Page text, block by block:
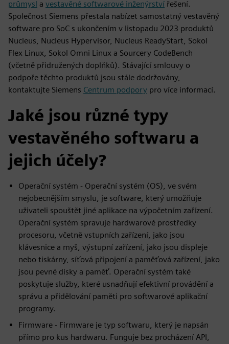
průmysl a vestavěné softwarové inženýrství řešení.
Společnost Siemens přestala nabízet samostatný vestavěný
software pro SoC s ukončením v listopadu 2023 produktů
Nucleus, Nucleus Hypervisor, Nucleus ReadyStart, Sokol
Flex Linux, Sokol Omni Linux a Sourcery CodeBench
(včetně přidružených doplňků). Stávající smlouvy o
podpoře těchto produktů jsou stále dodržovány,
kontaktujte Siemens Centrum podpory pro více informací.
Jaké jsou různé typy
vestavěného softwaru a
jejich účely?
Operační systém - Operační systém (OS), ve svém
nejobecnějším smyslu, je software, který umožňuje
uživateli spouštět jiné aplikace na výpočetním zařízení.
Operační systém spravuje hardwarové prostředky
procesoru, včetně vstupních zařízení, jako jsou
klávesnice a myš, výstupní zařízení, jako jsou displeje
nebo tiskárny, síťová připojení a paměťová zařízení, jako
jsou pevné disky a paměť. Operační systém také
poskytuje služby, které usnadňují efektivní provádění a
správu a přidělování paměti pro softwarové aplikační
programy.
Firmware - Firmware je typ softwaru, který je napsán
přímo pro kus hardwaru. Funguje bez procházení API,